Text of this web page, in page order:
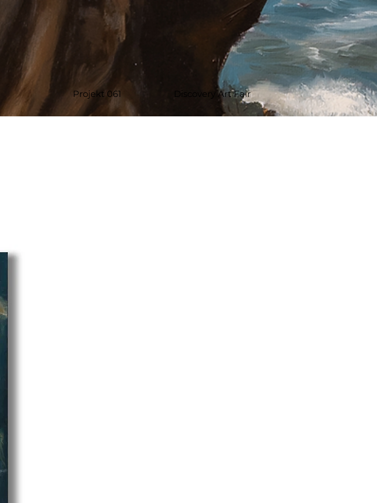
Projekt 061 Discovery Art Fair